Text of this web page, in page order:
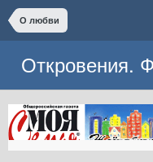
О любви
Откровения.